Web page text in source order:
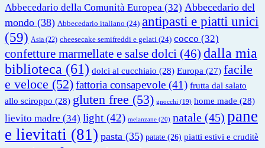
Abbecedario della Comunità Europea (32) Abbecedario del
mondo (38) Abbecedario italiano (24) antipasti e piatti unici
(59) Asia (22) cheesecake semifreddi e gelati (24) cocco (32)
confetture marmellate e salse dolci (46) dalla mia
biblioteca (61) dolci al cucchiaio (28) Europa (27) facile
e veloce (52)fattoria consapevole (41) frutta dal salato
allo sciroppo (28) gluten free (53) gnocchi (19) home made (28)
lievito madre (34) light (42) melanzane (20) natale (45) pane
e lievitati (81) pasta (35) patate (26) piatti estivi e cruditè